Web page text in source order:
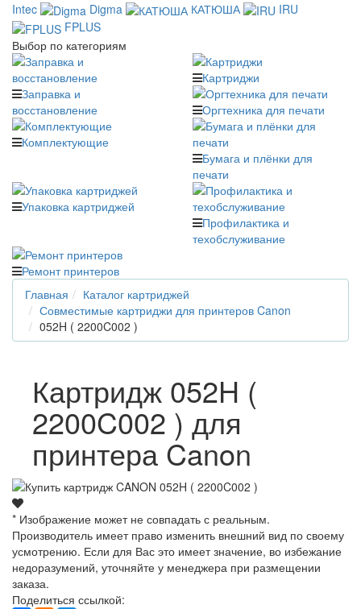
Intec
Digma КАТЮША
IRU
FPLUS
Выбор по категориям
Заправка и
восстановление
Картриджи
Оргтехника для печати
Комплектующие
Бумага и плёнки для
печати
Упаковка картриджей
Профилактика и
техобслуживание
Ремонт принтеров
Главная
Каталог картриджей
Совместимые картриджи для принтеров Canon
052H ( 2200C002 )
Картридж 052H (
2200C002 ) для
принтера Canon
* Изображение может не совпадать с реальным.
Производитель имеет право изменить внешний вид по своему
усмотрению. Если для Вас это имеет значение, во избежание
недоразумений, уточняйте у менеджера при размещении
заказа.
Поделиться ссылкой: